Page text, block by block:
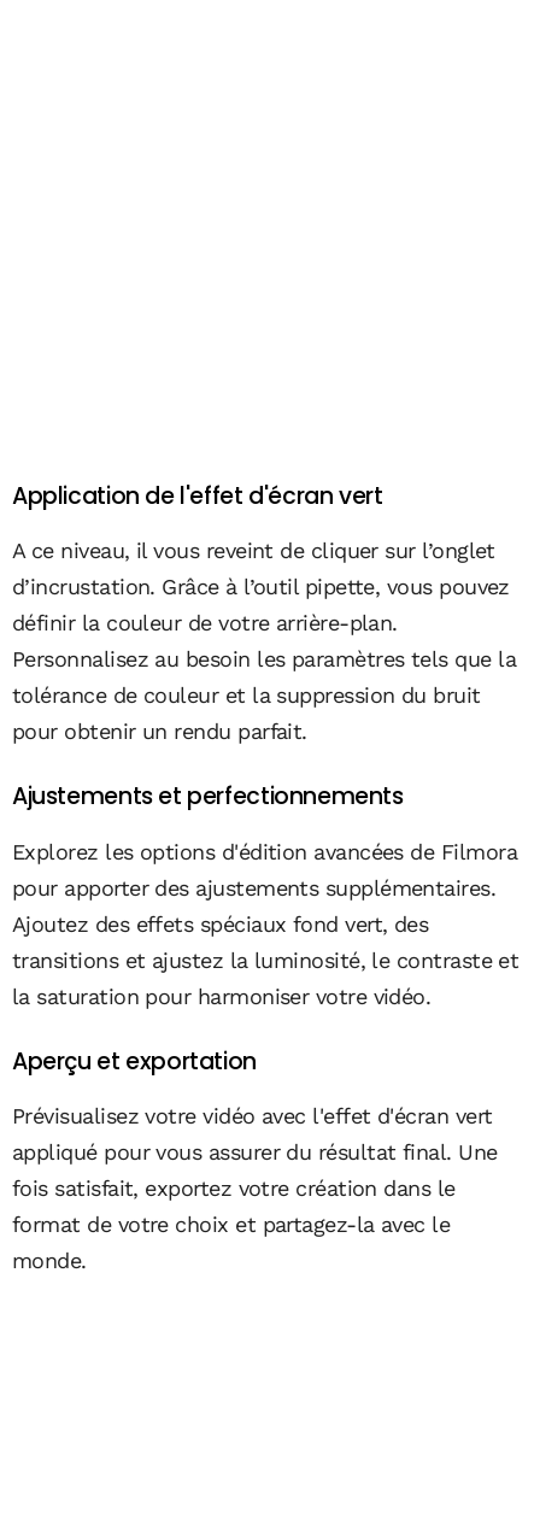
Application de l'effet d'écran vert
A ce niveau, il vous reveint de cliquer sur l’onglet
d’incrustation. Grâce à l’outil pipette, vous pouvez
définir la couleur de votre arrière-plan.
Personnalisez au besoin les paramètres tels que la
tolérance de couleur et la suppression du bruit
pour obtenir un rendu parfait.
Ajustements et perfectionnements
Explorez les options d'édition avancées de Filmora
pour apporter des ajustements supplémentaires.
Ajoutez des effets spéciaux fond vert, des
transitions et ajustez la luminosité, le contraste et
la saturation pour harmoniser votre vidéo.
Aperçu et exportation
Prévisualisez votre vidéo avec l'effet d'écran vert
appliqué pour vous assurer du résultat final. Une
fois satisfait, exportez votre création dans le
format de votre choix et partagez-la avec le
monde.